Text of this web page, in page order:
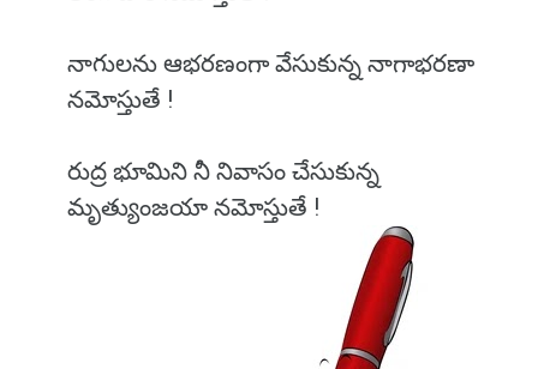
నాగులను ఆభరణంగా వేసుకున్న నాగాభరణా
నమోస్తుతే !
రుద్ర భూమిని నీ నివాసం చేసుకున్న
మృత్యుంజయా నమోస్తుతే !